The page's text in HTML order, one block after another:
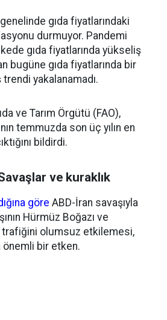
gıda fiyatlarındaki
durmuyor. Pandemi
gıda fiyatlarında yükseliş
bugüne gıda fiyatlarında bir
yakalanamadı.
ve Tarım Örgütü (FAO),
temmuzda son üç yılın en
bildirdi.
ve kuraklık
göre ABD-İran savaşıyla
Hürmüz Boğazı ve
trafiğini olumsuz etkilemesi,
önemli bir etken.